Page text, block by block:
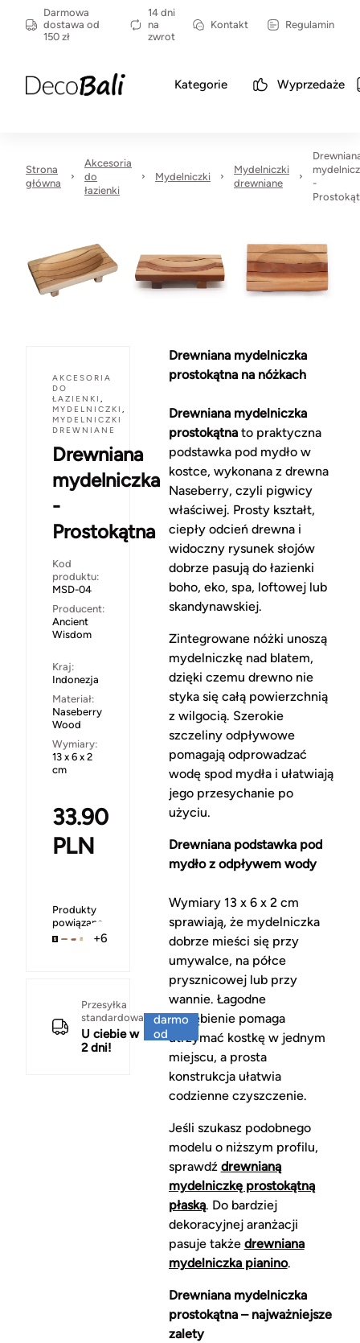
Darmowa
dostawa od
150 zł
14 dni
na
zwrot
Kontakt Regulamin
Kategorie Wyprzedaże
Strona
główna
Akcesoria
do
łazienki
Mydelniczki
Mydelniczki
drewniane
-
AKCESORIA
DO
ŁAZIENKI ,
MYDELNICZKI ,
MYDELNICZKI
DREWNIANE
Drewniana
mydelniczka
-
Prostokątna
Kod
produktu:
MSD-04
Producent:
Ancient
Wisdom
Kraj:
Indonezja
Materiał:
Naseberry
Wood
Wymiary:
13 x 6 x 2
cm
33.90
PLN
Produkty
powiązane
+6
Przesyłka
standardowa
U ciebie w
2 dni!
darmo
od
Drewniana mydelniczka
prostokątna na nóżkach
Drewniana mydelniczka
prostokątnato praktyczna
podstawka pod mydło w
kostce, wykonana z drewna
Naseberry, czyli pigwicy
właściwej. Prosty kształt,
ciepły odcień drewna i
widoczny rysunek słojów
dobrze pasują do łazienki
boho, eko, spa, loftowej lub
skandynawskiej.
Zintegrowane nóżki unoszą
mydelniczkę nad blatem,
dzięki czemu drewno nie
styka się całą powierzchnią
z wilgocią. Szerokie
szczeliny odpływowe
pomagają odprowadzać
wodę spod mydła i ułatwiają
jego przesychanie po
użyciu.
Drewniana podstawka pod
mydło z odpływem wody
Wymiary 13 x 6 x 2 cm
sprawiają, że mydelniczka
dobrze mieści się przy
umywalce, na półce
prysznicowej lub przy
wannie. Łagodne
zagłębienie pomaga
utrzymać kostkę w jednym
miejscu, a prosta
konstrukcja ułatwia
codzienne czyszczenie.
Jeśli szukasz podobnego
modelu o niższym profilu,
sprawdź drewnianą
mydelniczkę prostokątną
płaską. Do bardziej
dekoracyjnej aranżacji
pasuje także drewniana
mydelniczka pianino.
Drewniana mydelniczka
prostokątna – najważniejsze
zalety